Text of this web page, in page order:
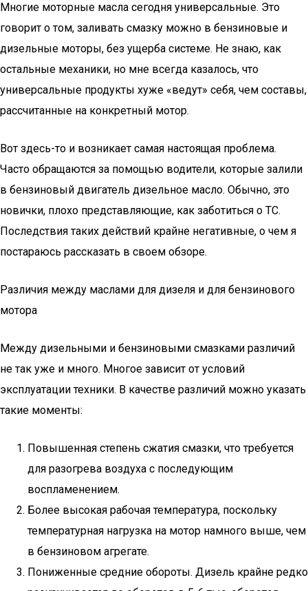
Многие моторные масла сегодня универсальные. Это
говорит о том, заливать смазку можно в бензиновые и
дизельные моторы, без ущерба системе. Не знаю, как
остальные механики, но мне всегда казалось, что
универсальные продукты хуже «ведут» себя, чем составы,
рассчитанные на конкретный мотор.
Вот здесь-то и возникает самая настоящая проблема.
Часто обращаются за помощью водители, которые залили
в бензиновый двигатель дизельное масло. Обычно, это
новички, плохо представляющие, как заботиться о ТС.
Последствия таких действий крайне негативные, о чем я
постараюсь рассказать в своем обзоре.
Различия между маслами для дизеля и для бензинового
мотора
Между дизельными и бензиновыми смазками различий
не так уже и много. Многое зависит от условий
эксплуатации техники. В качестве различий можно указать
такие моменты:
Повышенная степень сжатия смазки, что требуется
для разогрева воздуха с последующим
воспламенением.
Более высокая рабочая температура, поскольку
температурная нагрузка на мотор намного выше, чем
в бензиновом агрегате.
Пониженные средние обороты. Дизель крайне редко